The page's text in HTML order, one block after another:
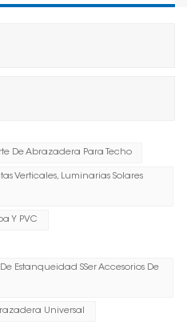
De Abrazadera Para Techo
Verticales, Luminarias Solares
Y PVC
Estanqueidad SSer Accesorios De
Universal